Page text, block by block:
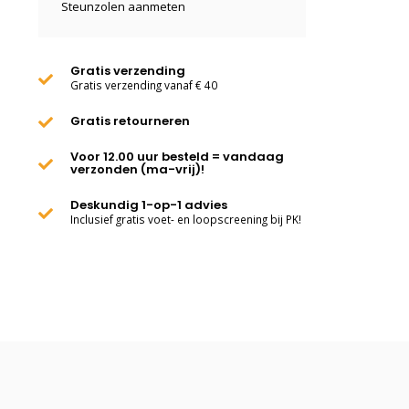
Steunzolen aanmeten
Gratis verzending
Gratis verzending vanaf € 40
Gratis retourneren
Voor 12.00 uur besteld = vandaag
verzonden (ma-vrij)!
Deskundig 1-op-1 advies
Inclusief gratis voet- en loopscreening bij PK!